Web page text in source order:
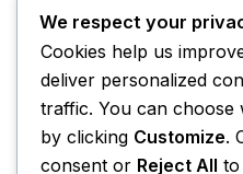
Museu Casa Oficina
da madeira do tear
gesto de Dona Dinha
We respect your
Cookies help us
deliver personalized
traffic. You can choose
by clicking Customize.
consent or Reject All to